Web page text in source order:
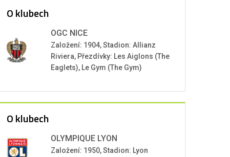
O klubech
OGC NICE
Založení: 1904, Stadion: Allianz
Riviera, Přezdívky: Les Aiglons (The
Eaglets), Le Gym (The Gym)
O klubech
OLYMPIQUE LYON
Založení: 1950, Stadion: Lyon